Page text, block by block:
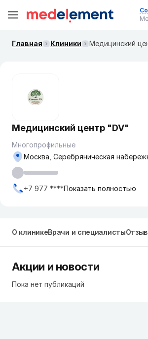
Главная Клиники Медицинский
Медицинский центр "DV"
Многопрофильные
Москва, ​Серебряническая
+7 977 ****Показать полностью
О клиникеВрачи и специалисты
Акции и новости
Пока нет публикаций